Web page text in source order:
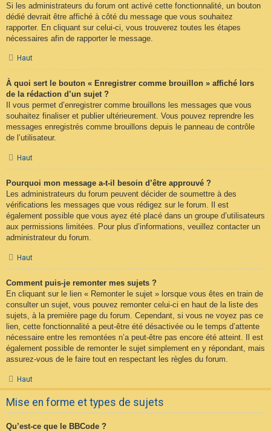
Si les administrateurs du forum ont activé cette fonctionnalité, un bouton
dédié devrait être affiché à côté du message que vous souhaitez
rapporter. En cliquant sur celui-ci, vous trouverez toutes les étapes
nécessaires afin de rapporter le message.
Haut
À quoi sert le bouton « Enregistrer comme brouillon » affiché lors
de la rédaction d’un sujet ?
Il vous permet d’enregistrer comme brouillons les messages que vous
souhaitez finaliser et publier ultérieurement. Vous pouvez reprendre les
messages enregistrés comme brouillons depuis le panneau de contrôle
de l’utilisateur.
Haut
Pourquoi mon message a-t-il besoin d’être approuvé ?
Les administrateurs du forum peuvent décider de soumettre à des
vérifications les messages que vous rédigez sur le forum. Il est
également possible que vous ayez été placé dans un groupe d’utilisateurs
aux permissions limitées. Pour plus d’informations, veuillez contacter un
administrateur du forum.
Haut
Comment puis-je remonter mes sujets ?
En cliquant sur le lien « Remonter le sujet » lorsque vous êtes en train de
consulter un sujet, vous pouvez remonter celui-ci en haut de la liste des
sujets, à la première page du forum. Cependant, si vous ne voyez pas ce
lien, cette fonctionnalité a peut-être été désactivée ou le temps d’attente
nécessaire entre les remontées n’a peut-être pas encore été atteint. Il est
également possible de remonter le sujet simplement en y répondant, mais
assurez-vous de le faire tout en respectant les règles du forum.
Haut
Mise en forme et types de sujets
Qu’est-ce que le BBCode ?